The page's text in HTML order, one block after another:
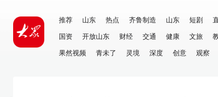
推荐 山东 热点 齐鲁制造 山东 短剧
国资
开放山东 财经 交通 健康 文旅
果然视频
青未了 灵境 深度 创意 观察